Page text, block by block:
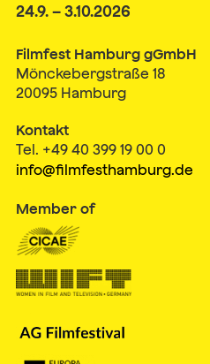
24.9. – 3.10.2026
Filmfest Hamburg gGmbH
Mönckebergstraße 18
20095 Hamburg
Kontakt
Tel. +49 40 399 19 00 0
info@filmfesthamburg.de
Member of